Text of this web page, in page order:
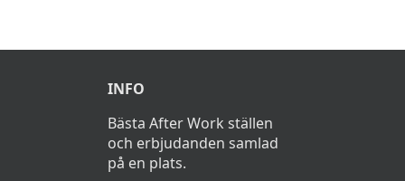
INFO
Bästa After Work ställen
och erbjudanden samlad
på en plats.